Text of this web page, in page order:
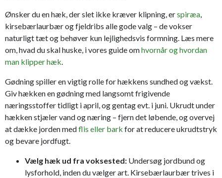
Ønsker du en hæk, der slet ikke kræver klipning, erspiræa,
kirsebærlaurbær og fjeldribs alle gode valg – de vokser
naturligt tæt og behøver kun lejlighedsvis formning. Læs mere
om, hvad du skal huske, i vores guide omhvornår og hvordan
man klipper hæk.
Gødning spiller en vigtig rolle for hækkens sundhed og vækst.
Giv hækken en gødning med langsomt frigivende
næringsstoffer tidligt i april, og gentag evt. i juni. Ukrudt under
hækken stjæler vand og næring – fjern det løbende, og overvej
at dække jorden medflis eller bark for at reducere ukrudtstryk
og bevare jordfugt.
Vælg hæk ud fra voksested: Undersøg jordbund og
lysforhold, inden du vælger art. Kirsebærlaurbær trives i